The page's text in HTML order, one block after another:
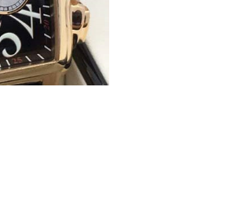
）3层整层（需提前预约）
）1层整层（需提前预约）
）1层整层（需提前预约）
层17-B（需提前预约）
需提前预约）